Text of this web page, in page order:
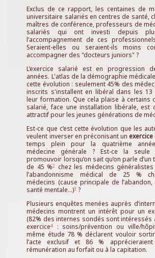
Exclus de ce rapport, les centaines de
universitaire salariés en centres de santé,
maîtres de conférence, professeurs de
salariés qui ont investi depuis
l’accompagnement de ces
Seraient-elles ou seraient-ils moins
accompagner des "docteurs juniors" ?
L’exercice salarié est en progression
années. L'atlas de la démographie
cette évolution : seulement 45% des
inscrits s'installent en libéral dans les 13
leur formation. Que cela plaise à certains
salarié, face une installation libérale, est
attractif pour les jeunes générations de
Est-ce que c’est cette évolution que les
veulent inverser en préconisant un
temps plein pour la quatrième
médecine générale ? Est-ce la seule
promouvoir lorsqu’on sait qu’on parle
de 45 %2
chez les médecins
l’abandonnisme médical de 25 %
médecins (cause principale de
santé mentale…)3 ?
Plusieurs enquêtes menées auprès
médecins montrent un intérêt pour un
(82% des internes sondés sont intéressés
exercice4
: soins/prévention ou ville/
même étude 78 % déclarent vouloir
l’acte exclusif et 86 %
rémunération au forfait ou à la capitation.